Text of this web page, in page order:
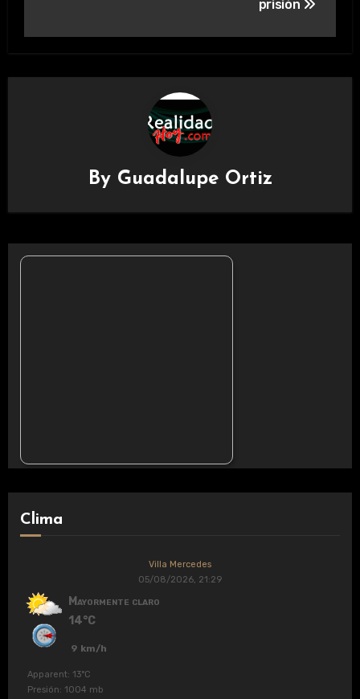
prisión
By Guadalupe Ortiz
Clima
Villa Mercedes
05/08/2026, 21:29
Mayormente claro
14°C
9 km/h
Apparent: 13°C
Presión: 1004 mb